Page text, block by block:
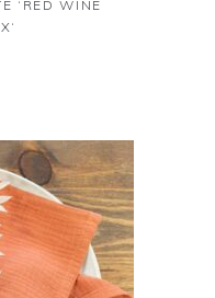
‘RED WINE